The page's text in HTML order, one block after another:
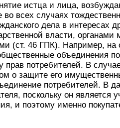
истца и лица,
всех случаях
дела в интересах
власти, органами
(ст. 46 ГПК). Например,
объединения
потребителей. В
о защите его
потребителей. В
поскольку он является
и поэтому именно